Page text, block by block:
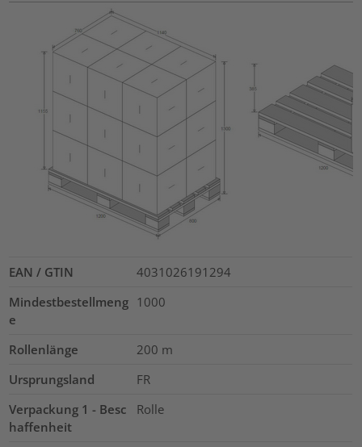
EAN / GTIN
4031026191294
Mindestbestellmeng
e
1000
Rollenlänge 200 m
Ursprungsland
FR
Verpackung 1 - Besc
haffenheit
Rolle